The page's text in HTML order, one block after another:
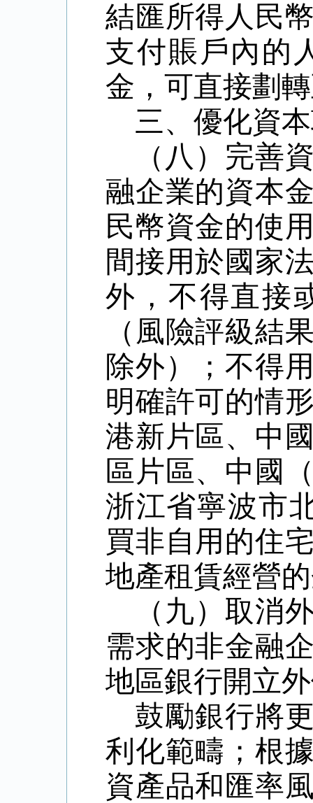
結匯所得人民
支付賬戶內的
金，可直接劃
三、優化資
（八）完善
融企業的資本
民幣資金的使
間接用於國家
外，不得直接
（風險評級結
除外）；不得
明確許可的情
港新片區、中
區片區、中國
浙江省寧波市
買非自用的住
地產租賃經營
（九）取消
需求的非金融
地區銀行開立
鼓勵銀行將
利化範疇；根
資產品和匯率